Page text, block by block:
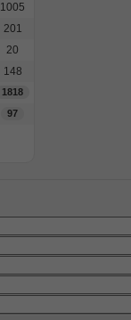
1005
201
20
148
1818
97